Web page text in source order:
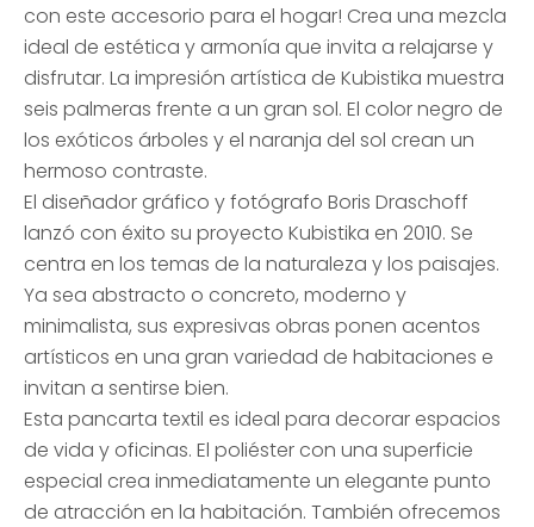
con este accesorio para el hogar! Crea una mezcla
ideal de estética y armonía que invita a relajarse y
disfrutar. La impresión artística de Kubistika muestra
seis palmeras frente a un gran sol. El color negro de
los exóticos árboles y el naranja del sol crean un
hermoso contraste.
El diseñador gráfico y fotógrafo Boris Draschoff
lanzó con éxito su proyecto Kubistika en 2010. Se
centra en los temas de la naturaleza y los paisajes.
Ya sea abstracto o concreto, moderno y
minimalista, sus expresivas obras ponen acentos
artísticos en una gran variedad de habitaciones e
invitan a sentirse bien.
Esta pancarta textil es ideal para decorar espacios
de vida y oficinas. El poliéster con una superficie
especial crea inmediatamente un elegante punto
de atracción en la habitación. También ofrecemos